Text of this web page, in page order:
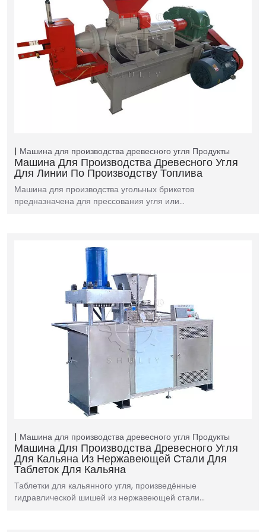
Машина для производства древесного угля Продукты
Машина Для Производства Древесного Угля
Для Линии По Производству Топлива
Машина для производства угольных брикетов
предназначена для прессования угля или…
Машина для производства древесного угля Продукты
Машина Для Производства Древесного Угля
Для Кальяна Из Нержавеющей Стали Для
Таблеток Для Кальяна
Таблетки для кальянного угля, произведённые
гидравлической шишей из нержавеющей стали…